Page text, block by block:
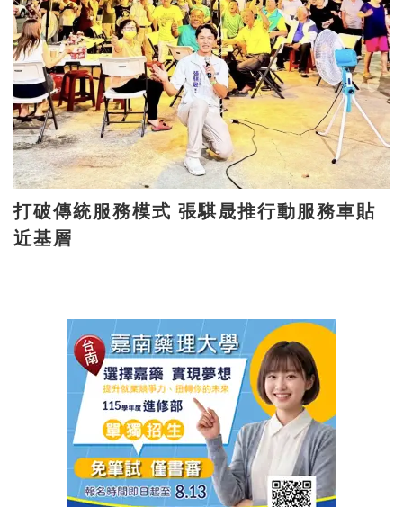
打破傳統服務模式 張騏晟推行動服務車貼
近基層